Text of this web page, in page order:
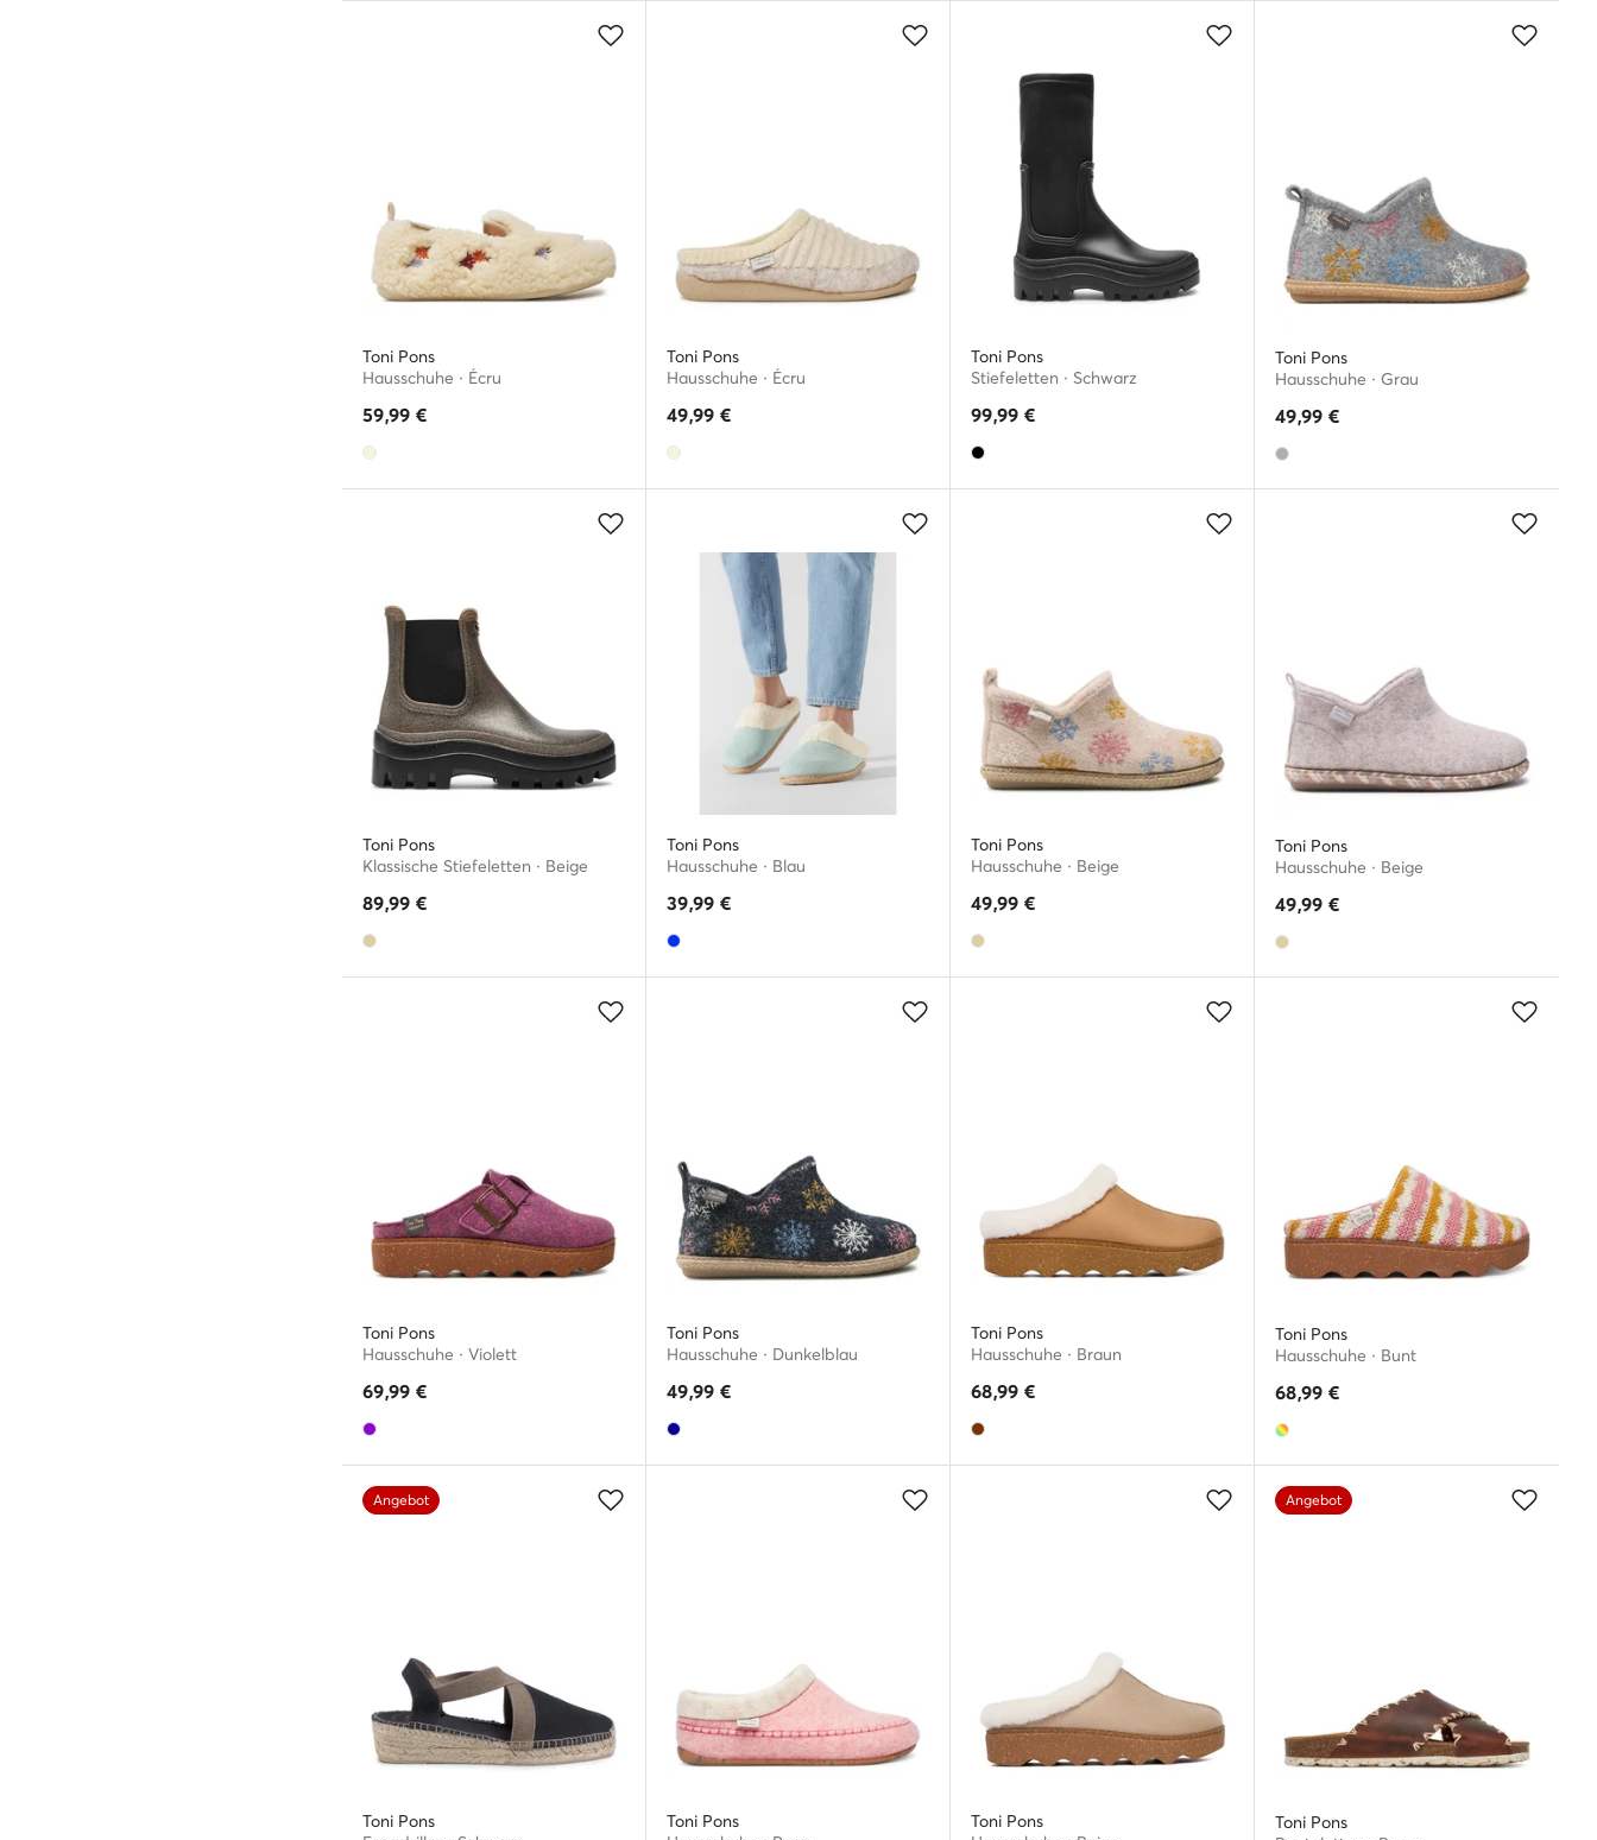
Toni Pons
Hausschuhe · Écru
59,99 €
Toni Pons
Hausschuhe · Écru
49,99 €
Toni Pons
Stiefeletten · Schwarz
99,99 €
Toni Pons
Hausschuhe · Grau
49,99 €
Toni Pons
Klassische Stiefeletten · Beige
89,99 €
Toni Pons
Hausschuhe · Blau
39,99 €
Toni Pons
Hausschuhe · Beige
49,99 €
Toni Pons
Hausschuhe · Beige
49,99 €
Toni Pons
Hausschuhe · Violett
69,99 €
Toni Pons
Hausschuhe · Dunkelblau
49,99 €
Toni Pons
Hausschuhe · Braun
68,99 €
Toni Pons
Hausschuhe · Bunt
68,99 €
Angebot
Toni Pons
Toni Pons
Toni Pons
Angebot
Toni Pons